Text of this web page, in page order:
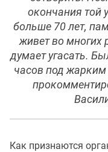
окончания той
больше 70 лет,
живет во многих
думает угасать.
часов под жарким
Как признаются